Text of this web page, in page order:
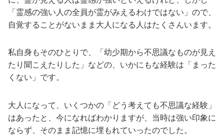
「霊感の強い人の全員が霊がみえるわけではない」ので、
自覚することがないまま大人になる人はたくさんいます。
私自身もそのひとりで、「幼少期から不思議なものが見え
たり聞こえたりした」などの、いかにもな経験は「まった
くない」です。
大人になって、いくつかの「どう考えても不思議な経験」
はあったと、今になればわかりますが、当時は強い印象に
ならず、そのまま記憶に埋もれていったのでした。